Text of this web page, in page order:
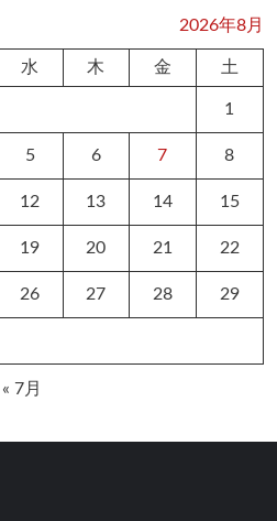
2026年8月
水 木 金 土
1
5 6 7 8
12 13 14 15
19 20 21 22
26 27 28 29
« 7月